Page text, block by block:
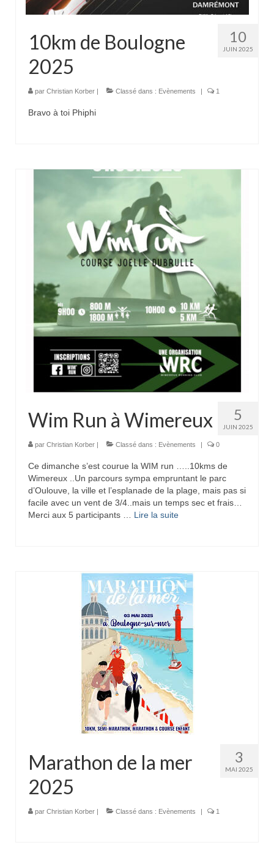
10
JUIN 2025
10km de Boulogne
2025
par Christian Korber | Classé dans : Evènements | 1
Bravo à toi Phiphi
5
JUIN 2025
Wim Run à Wimereux
par Christian Korber | Classé dans : Evènements | 0
Ce dimanche s’est courue la WIM run …..10kms de
Wimereux ..Un parcours sympa empruntant le parc
d’Oulouve, la ville et l’esplanade de la plage, mais pas si
facile avec un vent de 3/4..mais un temps sec et frais…
Merci aux 5 participants … Lire la suite­­
3
MAI 2025
Marathon de la mer
2025
par Christian Korber | Classé dans : Evènements | 1